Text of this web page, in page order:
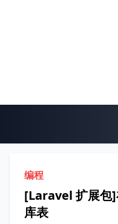
编程
[Laravel 扩展包
库表